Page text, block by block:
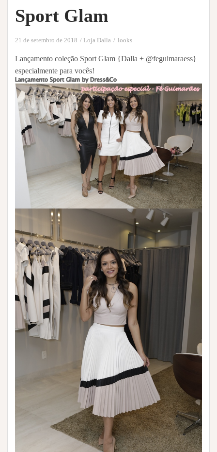
Sport Glam
21 de setembro de 2018 Loja Dalla looks
Lançamento coleção Sport Glam {Dalla + @feguimaraess}
especialmente para vocês!